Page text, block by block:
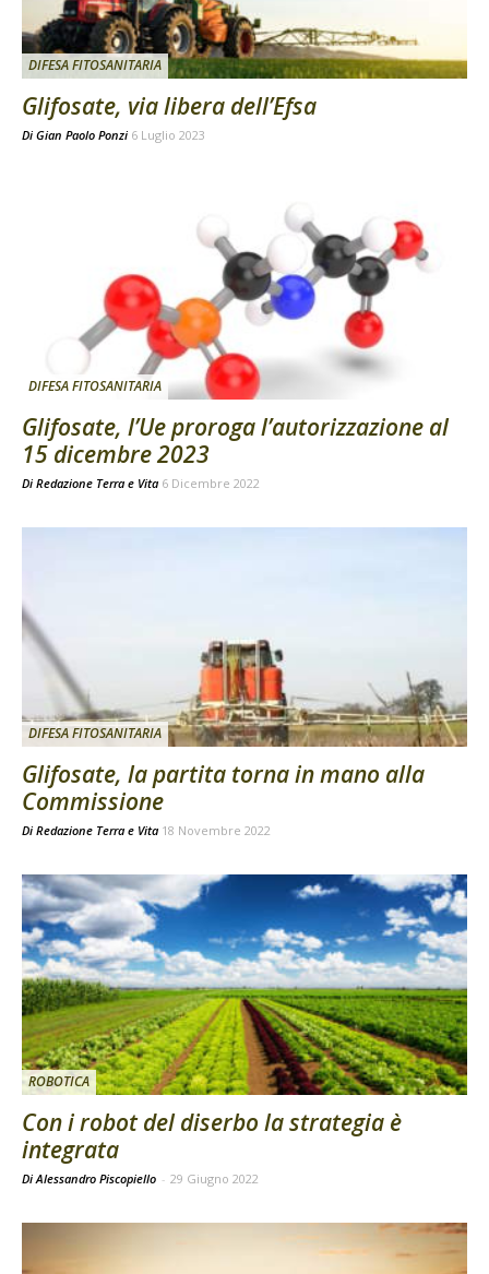
DIFESA FITOSANITARIA
Glifosate, via libera dell’Efsa
Di Gian Paolo Ponzi 6 Luglio 2023
DIFESA FITOSANITARIA
Glifosate, l’Ue proroga l’autorizzazione al
15 dicembre 2023
Di Redazione Terra e Vita 6 Dicembre 2022
DIFESA FITOSANITARIA
Glifosate, la partita torna in mano alla
Commissione
Di Redazione Terra e Vita 18 Novembre 2022
ROBOTICA
Con i robot del diserbo la strategia è
integrata
Di Alessandro Piscopiello - 29 Giugno 2022